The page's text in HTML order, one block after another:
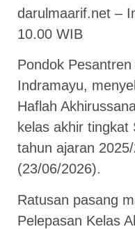
darulmaarif.net –
10.00 WIB
Pondok Pesantren
Indramayu,
Haflah
kelas akhir tingkat
tahun ajaran
(23/06/2026).
Ratusan pasang
Pelepasan Kelas